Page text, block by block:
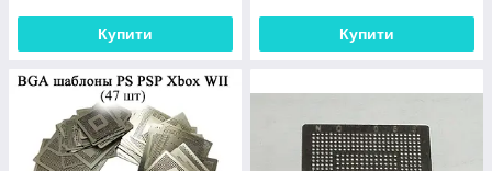
Купити Купити